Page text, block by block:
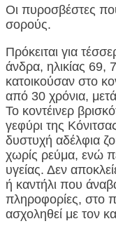
Οι πυροσβέστες
σορούς.
Πρόκειται για
άνδρα, ηλικίας 69,
κατοικούσαν στο
από 30 χρόνια,
Το κοντέινερ
γεφύρι της
δυστυχή αδέλφια
χωρίς ρεύμα, ενώ
υγείας. Δεν
ή καντήλι που
πληροφορίες, στο
ασχοληθεί με τον